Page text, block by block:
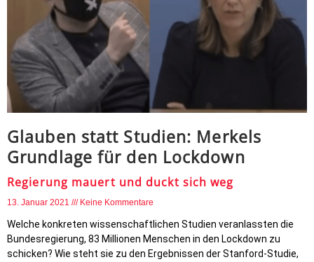
Glauben statt Studien: Merkels
Grundlage für den Lockdown
Regierung mauert und duckt sich weg
13. Januar 2021 Keine Kommentare
Welche konkreten wissenschaftlichen Studien veranlassten die
Bundesregierung, 83 Millionen Menschen in den Lockdown zu
schicken? Wie steht sie zu den Ergebnissen der Stanford-Studie,